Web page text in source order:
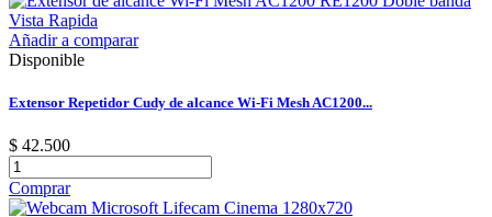
Vista Rapida
Añadir a comparar
Disponible
Extensor Repetidor Cudy de alcance Wi-Fi Mesh AC1200...
$ 42.500
Comprar